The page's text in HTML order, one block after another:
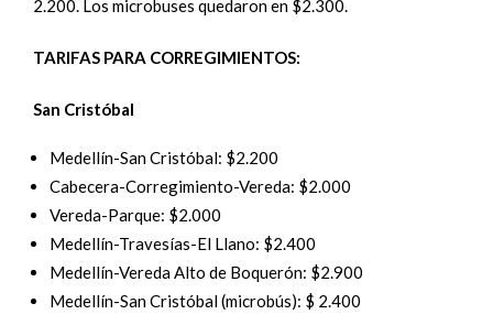
2.200. Los microbuses quedaron en $2.300.
TARIFAS PARA CORREGIMIENTOS:
San Cristóbal
Medellín-San Cristóbal: $2.200
Cabecera-Corregimiento-Vereda: $2.000
Vereda-Parque: $2.000
Medellín-Travesías-El Llano: $2.400
Medellín-Vereda Alto de Boquerón: $2.900
Medellín-San Cristóbal (microbús): $ 2.400